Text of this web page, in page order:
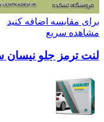
برای مقایسه اضافه کنید
مشاهده سریع
لنت ترمز جلو نیسان